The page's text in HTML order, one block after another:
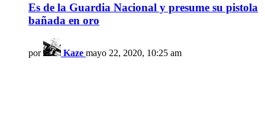
Es de la Guardia Nacional y presume su pistola
bañada en oro
por Kaze mayo 22, 2020, 10:25 am